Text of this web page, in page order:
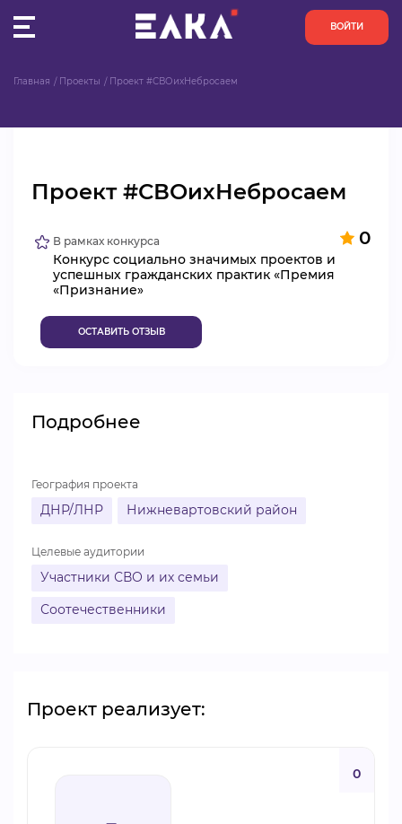
ВОЙТИ
ОРГАНИЗАЦИИ
АКТИВИСТЫ
ПРОЕКТЫ
АНАЛИТИКА
ВИДЕОКУРСЫ
Главная Проекты Проект #СВОихНебросаем
Проект #СВОихНебросаем
0
В рамках конкурса
Конкурс социально значимых проектов и
успешных гражданских практик «Премия
«Признание»
ОСТАВИТЬ ОТЗЫВ
Подробнее
География проекта
ДНР/ЛНР Нижневартовский район
Целевые аудитории
Участники СВО и их семьи
Соотечественники
Проект реализует:
0